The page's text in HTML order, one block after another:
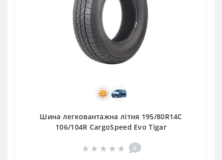
Шина легковантажна літня 195/80R14C
106/104R CargoSpeed Evo Tigar
0